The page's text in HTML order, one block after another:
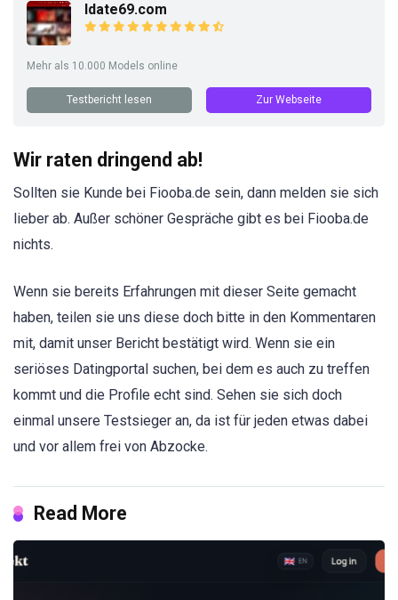
Idate69.com
Mehr als 10.000 Models online
Testbericht lesen Zur Webseite
Wir raten dringend ab!
Sollten sie Kunde bei Fiooba.de sein, dann melden sie sich
lieber ab. Außer schöner Gespräche gibt es bei Fiooba.de
nichts.
Wenn sie bereits Erfahrungen mit dieser Seite gemacht
haben, teilen sie uns diese doch bitte in den Kommentaren
mit, damit unser Bericht bestätigt wird. Wenn sie ein
seriöses Datingportal suchen, bei dem es auch zu treffen
kommt und die Profile echt sind. Sehen sie sich doch
einmal unsere Testsieger an, da ist für jeden etwas dabei
und vor allem frei von Abzocke.
Read More